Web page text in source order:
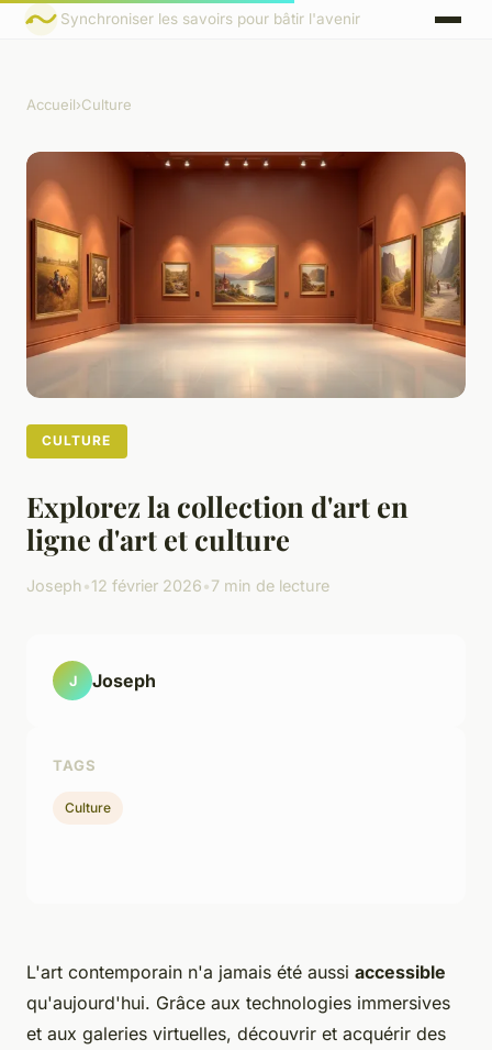
Synchroniser les savoirs pour bâtir l'avenir
Accueil›Culture
CULTURE
Explorez la collection d'art en
ligne d'art et culture
Joseph•12 février 2026•7 min de lecture
L'art contemporain n'a jamais été aussi accessible
qu'aujourd'hui. Grâce aux technologies immersives
et aux galeries virtuelles, découvrir et acquérir des
J Joseph
TAGS
Culture